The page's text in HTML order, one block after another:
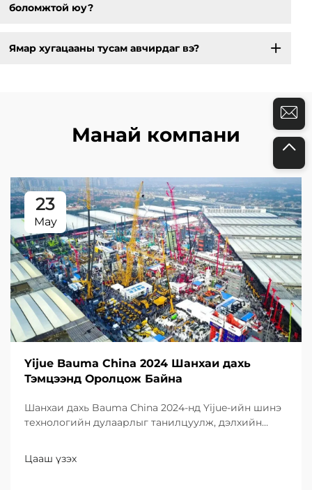
боломжтой юу?
Ямар хугацааны тусам авчирдаг вэ?
Манай компани
23
May
Yijue Bauma China 2024 Шанхаи дахь
Тэмцээнд Оролцож Байна
Шанхаи дахь Bauma China 2024-нд Yijue-ийн шинэ
технологийн дулаарлыг танилцуулж, дэлхийн
Цааш үзэх